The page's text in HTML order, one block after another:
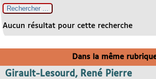
Aucun résultat pour cette recherche
Dans la même
Girault-Lesourd, René Pierre